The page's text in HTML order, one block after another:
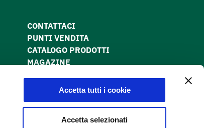
Accetta tutti i cookie
Accetta selezionati
CONTATTACI
PUNTI VENDITA
CATALOGO PRODOTTI
MAGAZINE
COOKIE POLICY